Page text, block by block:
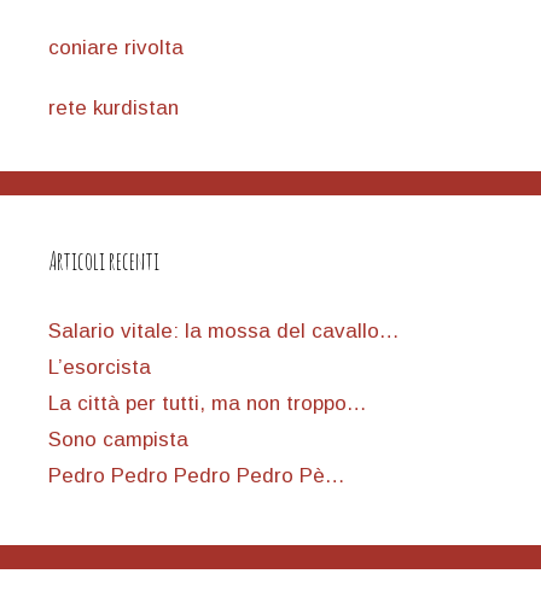
coniare rivolta
rete kurdistan
Articoli recenti
Salario vitale: la mossa del cavallo…
L’esorcista
La città per tutti, ma non troppo…
Sono campista
Pedro Pedro Pedro Pedro Pè…